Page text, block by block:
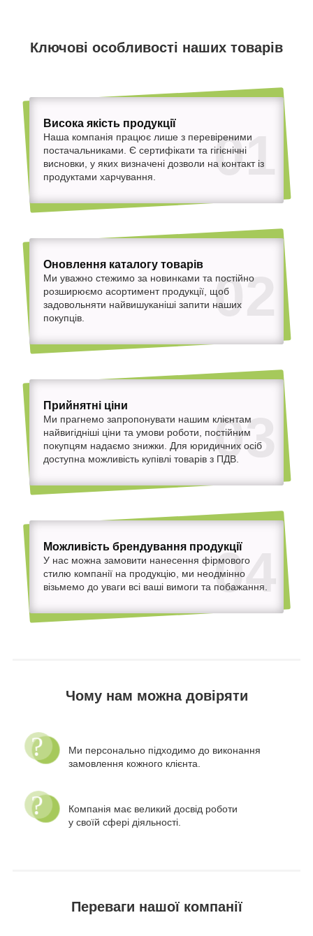
Ключові особливості наших товарів
01
Висока якість продукції
Наша компанія працює лише з перевіреними
постачальниками. Є сертифікати та гігієнічні
висновки, у яких визначені дозволи на контакт із
продуктами харчування.
02
Оновлення каталогу товарів
Ми уважно стежимо за новинками та постійно
розширюємо асортимент продукції, щоб
задовольняти найвишуканіші запити наших
покупців.
03
Прийнятні ціни
Ми прагнемо запропонувати нашим клієнтам
найвигідніші ціни та умови роботи, постійним
покупцям надаємо знижки. Для юридичних осіб
доступна можливість купівлі товарів з ПДВ.
04
Можливість брендування продукції
У нас можна замовити нанесення фірмового
стилю компанії на продукцію, ми неодмінно
візьмемо до уваги всі ваші вимоги та побажання.
Чому нам можна довіряти
Ми персонально підходимо до виконання
замовлення кожного клієнта.
Компанія має великий досвід роботи
у своїй сфері діяльності.
Переваги нашої компанії